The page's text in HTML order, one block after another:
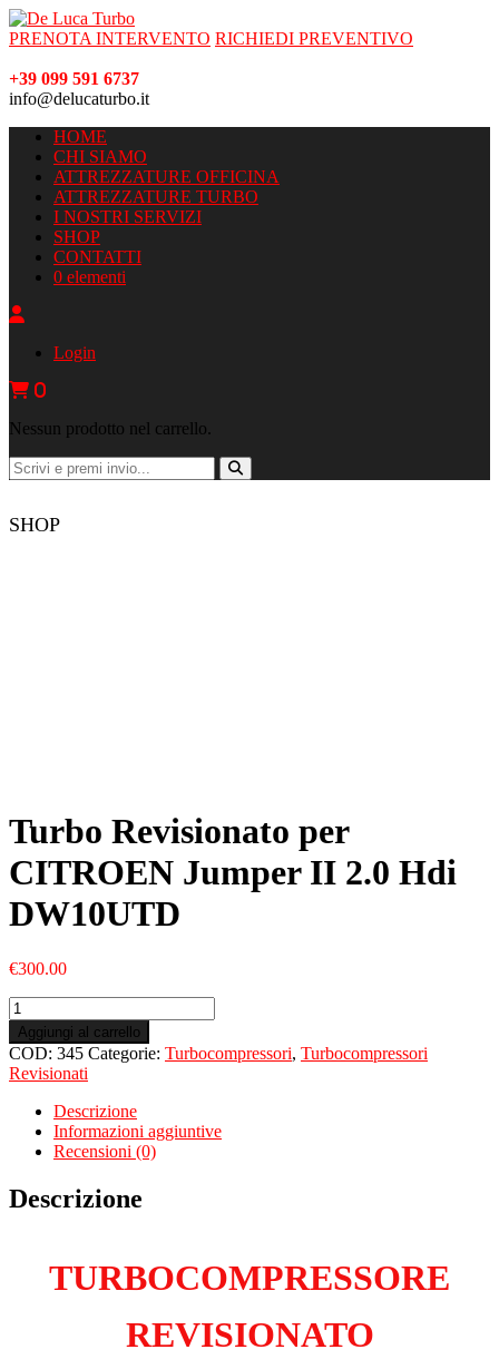
PRENOTA INTERVENTO RICHIEDI PREVENTIVO
+39 099 591 6737
info@delucaturbo.it
HOME
CHI SIAMO
ATTREZZATURE OFFICINA
ATTREZZATURE TURBO
I NOSTRI SERVIZI
SHOP
CONTATTI
0 elementi
Login
0
Nessun prodotto nel carrello.
SHOP
Turbo Revisionato per
CITROEN Jumper II 2.0 Hdi
DW10UTD
€300.00
Turbo
Revisionato
per
CITROEN
Jumper
DW10UTD
quantità
Aggiungi al carrello
COD: 345 Categorie: Turbocompressori, Turbocompressori
Revisionati
Descrizione
Informazioni aggiuntive
Recensioni (0)
Descrizione
TURBOCOMPRESSORE
REVISIONATO